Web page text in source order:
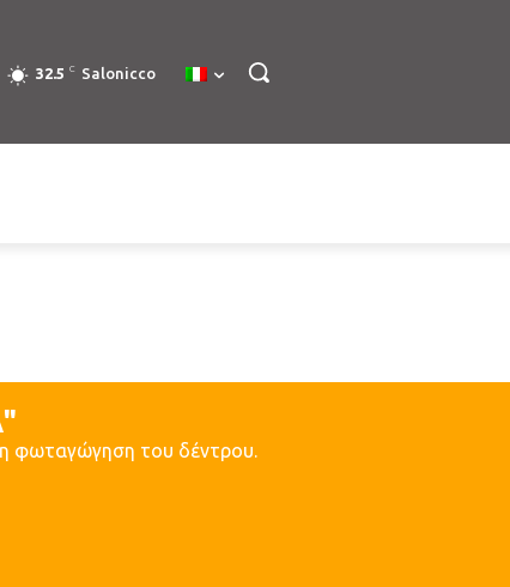
32.5 C Salonicco
φωταγώγηση του δέντρου.